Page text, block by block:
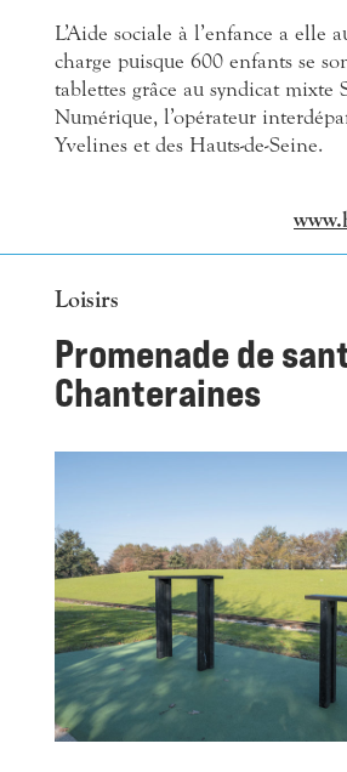
L’Aide sociale à l’enfance a elle
charge puisque 600 enfants se
tablettes grâce au syndicat mixte
Numérique, l’opérateur
Yvelines et des Hauts-de-Seine.
Loisirs
Promenade de
Chanteraines